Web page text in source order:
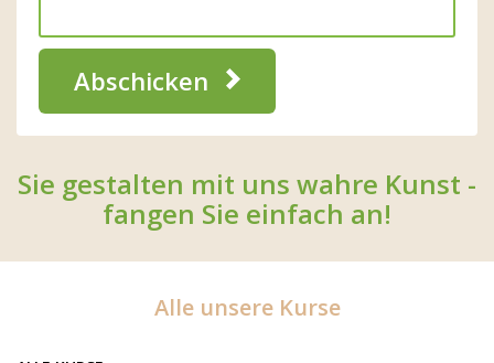
Abschicken
Sie gestalten mit uns wahre Kunst -
fangen Sie einfach an!
Alle unsere Kurse